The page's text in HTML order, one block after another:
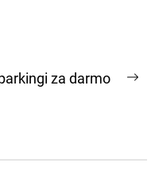
za darmo